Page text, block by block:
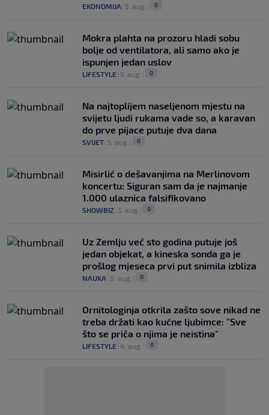
EKONOMIJA 5. aug. 0
Mokra plahta na prozoru hladi sobu
bolje od ventilatora, ali samo ako je
ispunjen jedan uslov
LIFESTYLE 5. aug. 0
Na najtoplijem naseljenom mjestu na
svijetu ljudi rukama vade so, a karavan
do prve pijace putuje dva dana
SVIJET 5. aug. 0
Misirlić o dešavanjima na Merlinovom
koncertu: Siguran sam da je najmanje
1.000 ulaznica falsifikovano
SHOWBIZ 5. aug. 0
Uz Zemlju već sto godina putuje još
jedan objekat, a kineska sonda ga je
prošlog mjeseca prvi put snimila izbliza
NAUKA 6. aug. 0
Ornitologinja otkrila zašto sove nikad ne
treba držati kao kućne ljubimce: "Sve
što se priča o njima je neistina"
LIFESTYLE 4. aug. 0